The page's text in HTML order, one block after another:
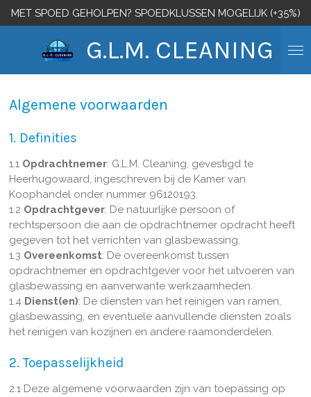
Ga
direct
hoofdinhoud
G.L.M. CLEANING
MET SPOED GEHOLPEN? SPOEDKLUSSEN MOGELIJK (+35%)
Algemene voorwaarden
1. Definities
1.1 Opdrachtnemer: G.L.M. Cleaning, gevestigd te
Heerhugowaard, ingeschreven bij de Kamer van
Koophandel onder nummer 96120193.
1.2 Opdrachtgever: De natuurlijke persoon of
rechtspersoon die aan de opdrachtnemer opdracht heeft
gegeven tot het verrichten van glasbewassing.
1.3 Overeenkomst: De overeenkomst tussen
opdrachtnemer en opdrachtgever voor het uitvoeren van
glasbewassing en aanverwante werkzaamheden.
1.4 Dienst(en): De diensten van het reinigen van ramen,
glasbewassing, en eventuele aanvullende diensten zoals
het reinigen van kozijnen en andere raamonderdelen.
2. Toepasselijkheid
2.1 Deze algemene voorwaarden zijn van toepassing op